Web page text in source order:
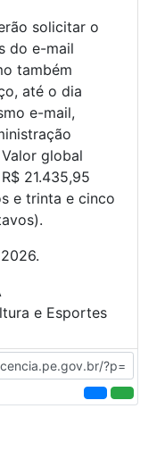
solicitar o
do e-mail
também
até o dia
e-mail,
global
21.435,95
e trinta e cinco
e Esportes